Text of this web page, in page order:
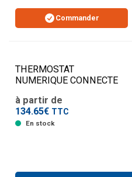
Commander
THERMOSTAT
NUMERIQUE CONNECTE
à partir de
134.65€ TTC
En stock